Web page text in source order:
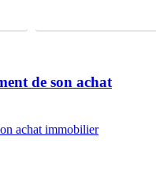
de son achat
achat immobilier